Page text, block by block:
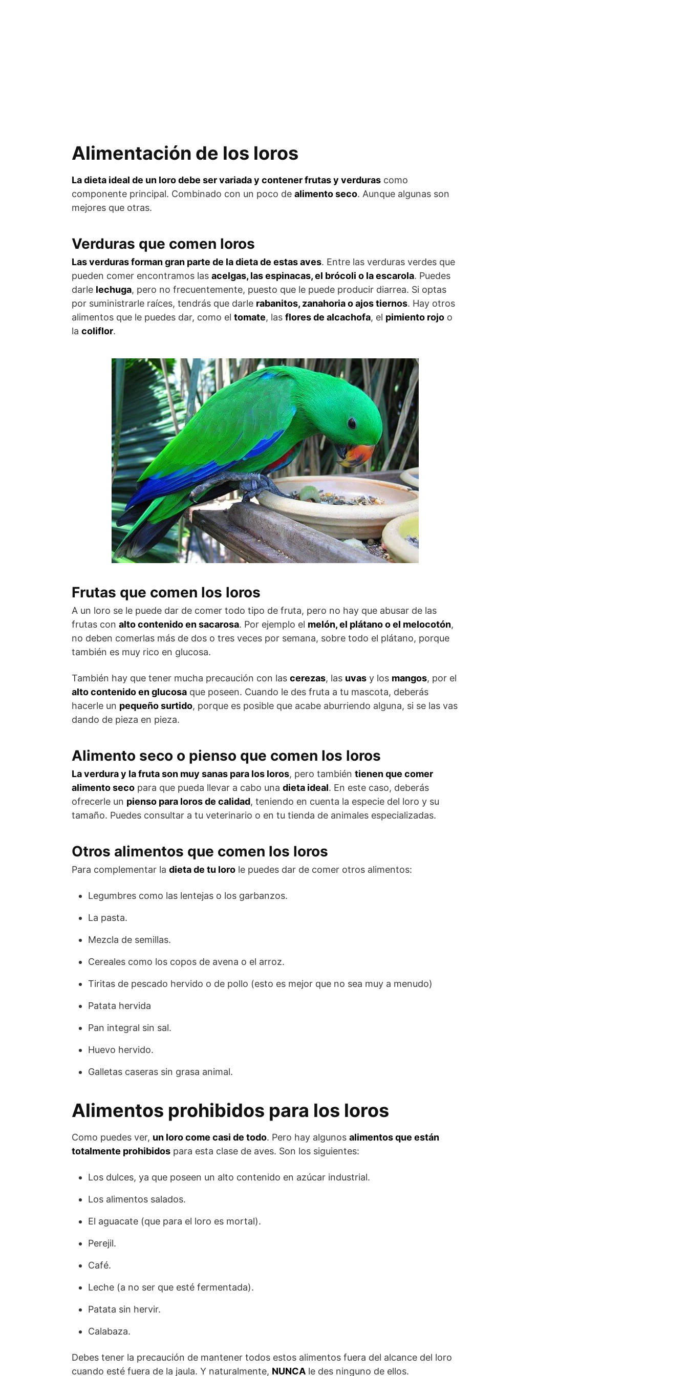
Alimentación de los loros
La dieta ideal de un loro debe ser variada y contener frutas y verduras como
componente principal. Combinado con un poco de alimento seco. Aunque algunas son
mejores que otras.
Verduras que comen loros
Las verduras forman gran parte de la dieta de estas aves. Entre las verduras verdes que
pueden comer encontramos las acelgas, las espinacas, el brócoli o la escarola. Puedes
darle lechuga, pero no frecuentemente, puesto que le puede producir diarrea. Si optas
por suministrarle raíces, tendrás que darle rabanitos, zanahoria o ajos tiernos. Hay otros
alimentos que le puedes dar, como el tomate, las flores de alcachofa, el pimiento rojo o
la coliflor.
Frutas que comen los loros
A un loro se le puede dar de comer todo tipo de fruta, pero no hay que abusar de las
frutas con alto contenido en sacarosa. Por ejemplo el melón, el plátano o el melocotón,
no deben comerlas más de dos o tres veces por semana, sobre todo el plátano, porque
también es muy rico en glucosa.
También hay que tener mucha precaución con las cerezas, las uvas y los mangos, por el
alto contenido en glucosa que poseen. Cuando le des fruta a tu mascota, deberás
hacerle un pequeño surtido, porque es posible que acabe aburriendo alguna, si se las vas
dando de pieza en pieza.
Alimento seco o pienso que comen los loros
La verdura y la fruta son muy sanas para los loros, pero también tienen que comer
alimento seco para que pueda llevar a cabo una dieta ideal. En este caso, deberás
ofrecerle un pienso para loros de calidad, teniendo en cuenta la especie del loro y su
tamaño. Puedes consultar a tu veterinario o en tu tienda de animales especializadas.
Otros alimentos que comen los loros
Para complementar la dieta de tu loro le puedes dar de comer otros alimentos:
Legumbres como las lentejas o los garbanzos.
La pasta.
Mezcla de semillas.
Cereales como los copos de avena o el arroz.
Tiritas de pescado hervido o de pollo (esto es mejor que no sea muy a menudo)
Patata hervida
Pan integral sin sal.
Huevo hervido.
Galletas caseras sin grasa animal.
Alimentos prohibidos para los loros
Como puedes ver, un loro come casi de todo. Pero hay algunos alimentos que están
totalmente prohibidos para esta clase de aves. Son los siguientes:
Los dulces, ya que poseen un alto contenido en azúcar industrial.
Los alimentos salados.
El aguacate (que para el loro es mortal).
Perejil.
Café.
Leche (a no ser que esté fermentada).
Patata sin hervir.
Calabaza.
Debes tener la precaución de mantener todos estos alimentos fuera del alcance del loro
cuando esté fuera de la jaula. Y naturalmente, NUNCA le des ninguno de ellos.